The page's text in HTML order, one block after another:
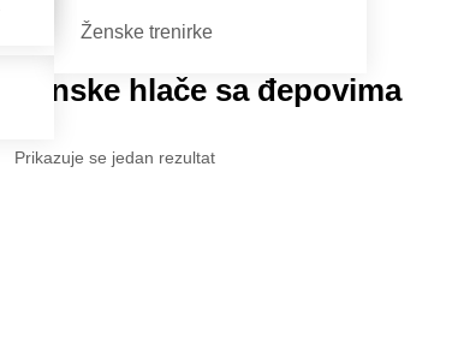
Ženske trenirke
Ženske hlače sa đepovima
Prikazuje se jedan rezultat